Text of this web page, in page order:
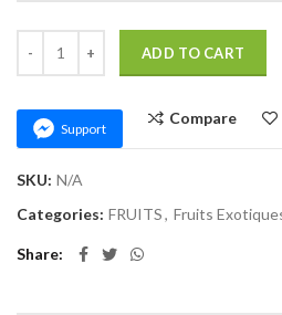
ADD TO CART
Support
Compare
SKU: N/A
Categories: FRUITS, Fruits
Share